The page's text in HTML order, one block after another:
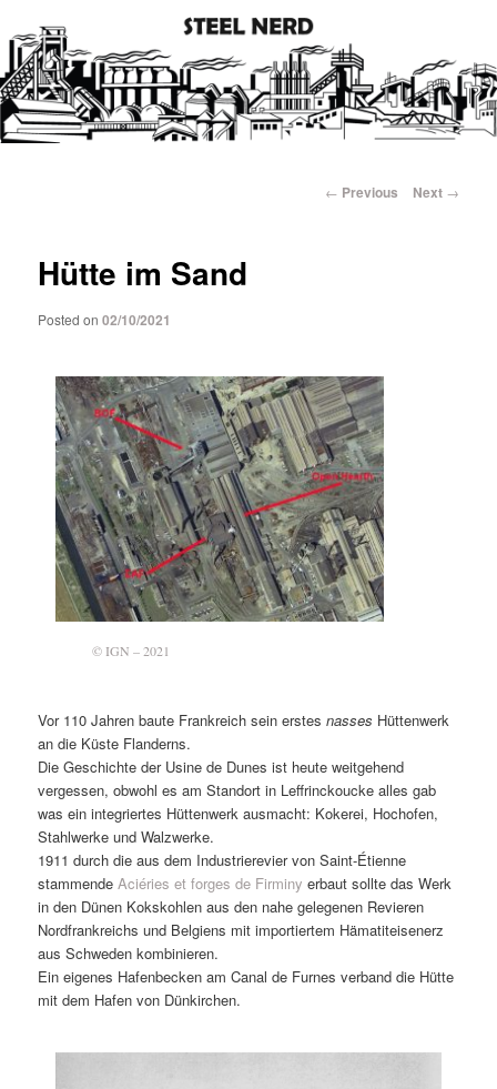
Steel Nerd
primary
content
Post
← Previous Next →
Hütte im Sand
Posted on02/10/2021
© IGN – 2021
Vor 110 Jahren baute Frankreich sein erstesnasses Hüttenwerk
an die Küste Flanderns.
Die Geschichte der Usine de Dunes ist heute weitgehend
vergessen, obwohl es am Standort in Leffrinckoucke alles gab
was ein integriertes Hüttenwerk ausmacht: Kokerei, Hochofen,
Stahlwerke und Walzwerke.
1911 durch die aus dem Industrierevier von Saint-Étienne
stammendeAciéries et forges de Firminy erbaut sollte das Werk
in den Dünen Kokskohlen aus den nahe gelegenen Revieren
Nordfrankreichs und Belgiens mit importiertem Hämatiteisenerz
aus Schweden kombinieren.
Ein eigenes Hafenbecken am Canal de Furnes verband die Hütte
mit dem Hafen von Dünkirchen.